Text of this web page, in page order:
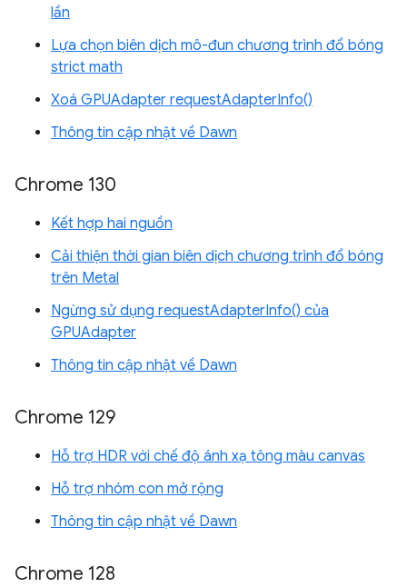
lần
Lựa chọn biên dịch mô-đun chương trình đổ bóng
strict math
Xoá GPUAdapter requestAdapterInfo()
Thông tin cập nhật về Dawn
Chrome 130
Kết hợp hai nguồn
Cải thiện thời gian biên dịch chương trình đổ bóng
trên Metal
Ngừng sử dụng requestAdapterInfo() của
GPUAdapter
Thông tin cập nhật về Dawn
Chrome 129
Hỗ trợ HDR với chế độ ánh xạ tông màu canvas
Hỗ trợ nhóm con mở rộng
Thông tin cập nhật về Dawn
Chrome 128